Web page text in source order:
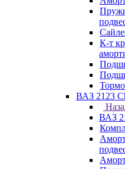
К-т
ВАЗ 2123
ВАЗ